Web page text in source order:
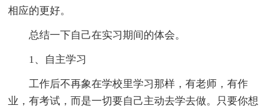
相应的更好。
总结一下自己在实习期间的体会。
1、自主学习
工作后不再象在学校里学习那样，有老师，有作
业，有考试，而是一切要自己主动去学去做。只要你想